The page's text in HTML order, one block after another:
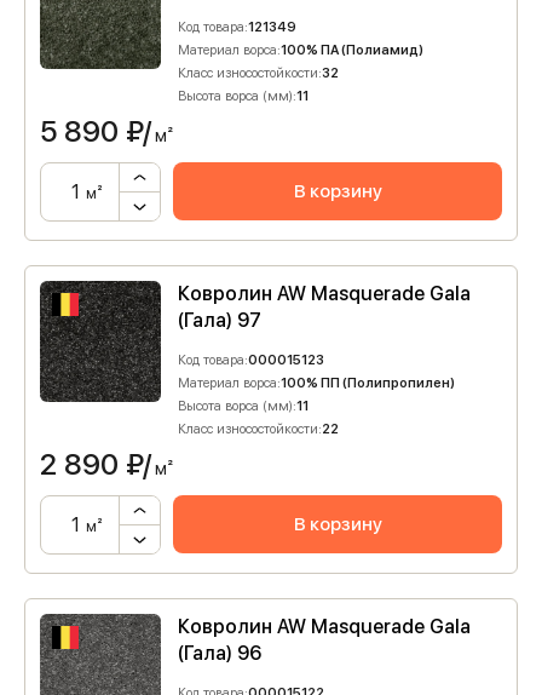
Код товара:121349
Материал ворса:100% ПА (Полиамид)
Класс износостойкости:32
Высота ворса (мм):11
5 890 ₽/м²
м² В корзину
Ковролин AW Masquerade Gala
(Гала) 97
Код товара:000015123
Материал ворса:100% ПП (Полипропилен)
Высота ворса (мм):11
Класс износостойкости:22
2 890 ₽/м²
м² В корзину
Ковролин AW Masquerade Gala
(Гала) 96